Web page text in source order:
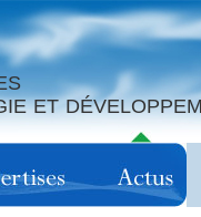
ET